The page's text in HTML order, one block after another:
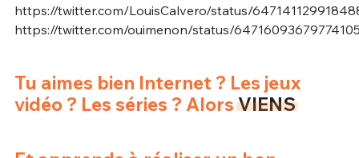
https://twitter.com/LouisCalvero/status/
https://twitter.com/ouimenon/status/
Tu aimes bien Internet ? Les jeux
vidéo ? Les séries ? AlorsVIENS